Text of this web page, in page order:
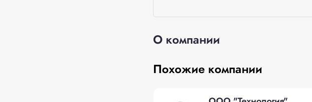
О компании
Похожие компании